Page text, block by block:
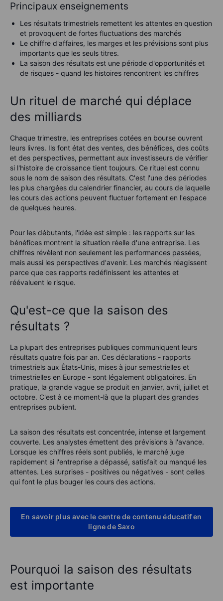
Principaux enseignements
Les résultats trimestriels remettent les attentes en question
et provoquent de fortes fluctuations des marchés
Le chiffre d'affaires, les marges et les prévisions sont plus
importants que les seuls titres.
La saison des résultats est une période d'opportunités et
de risques - quand les histoires rencontrent les chiffres
Un rituel de marché qui déplace
des milliards
Chaque trimestre, les entreprises cotées en bourse ouvrent
leurs livres. Ils font état des ventes, des bénéfices, des coûts
et des perspectives, permettant aux investisseurs de vérifier
si l'histoire de croissance tient toujours. Ce rituel est connu
sous le nom de saison des résultats. C'est l'une des périodes
les plus chargées du calendrier financier, au cours de laquelle
les cours des actions peuvent fluctuer fortement en l'espace
de quelques heures.
Pour les débutants, l'idée est simple : les rapports sur les
bénéfices montrent la situation réelle d'une entreprise. Les
chiffres révèlent non seulement les performances passées,
mais aussi les perspectives d'avenir. Les marchés réagissent
parce que ces rapports redéfinissent les attentes et
réévaluent le risque.
Qu'est-ce que la saison des
résultats ?
La plupart des entreprises publiques communiquent leurs
résultats quatre fois par an. Ces déclarations - rapports
trimestriels aux États-Unis, mises à jour semestrielles et
trimestrielles en Europe - sont légalement obligatoires. En
pratique, la grande vague se produit en janvier, avril, juillet et
octobre. C'est à ce moment-là que la plupart des grandes
entreprises publient.
La saison des résultats est concentrée, intense et largement
couverte. Les analystes émettent des prévisions à l'avance.
Lorsque les chiffres réels sont publiés, le marché juge
rapidement si l'entreprise a dépassé, satisfait ou manqué les
attentes. Les surprises - positives ou négatives - sont celles
qui font le plus bouger les cours des actions.
En savoir plus avec le centre de contenu éducatif en
ligne de Saxo
Pourquoi la saison des résultats
est importante